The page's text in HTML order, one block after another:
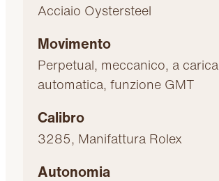
Acciaio Oystersteel
Movimento
Perpetual, meccanico, a carica
automatica, funzione GMT
Calibro
3285, Manifattura Rolex
Autonomia